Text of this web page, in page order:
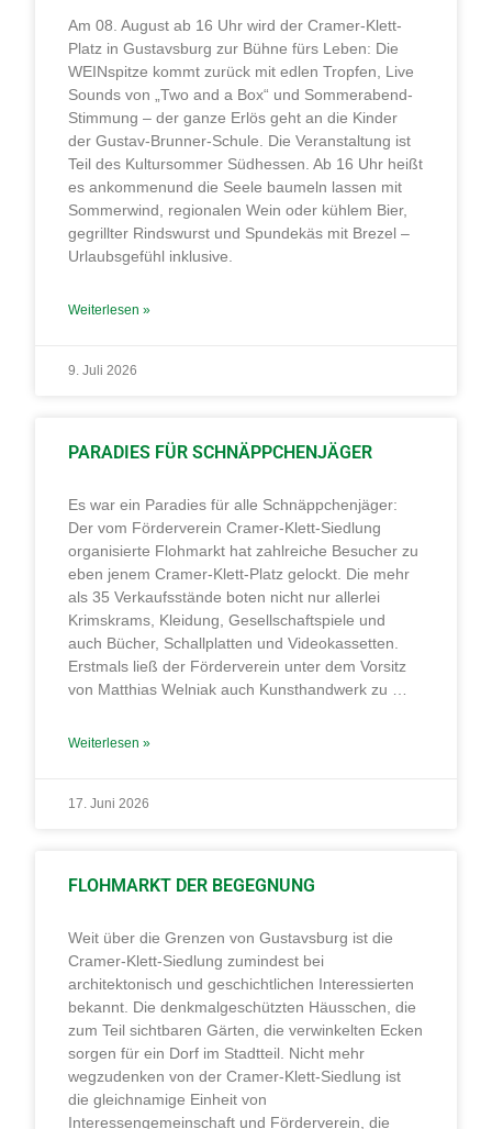
Am 08. August ab 16 Uhr wird der Cramer-Klett-
Platz in Gustavsburg zur Bühne fürs Leben: Die
WEINspitze kommt zurück mit edlen Tropfen, Live
Sounds von „Two and a Box“ und Sommerabend-
Stimmung – der ganze Erlös geht an die Kinder
der Gustav-Brunner-Schule. Die Veranstaltung ist
Teil des Kultursommer Südhessen. Ab 16 Uhr heißt
es ankommenund die Seele baumeln lassen mit
Sommerwind, regionalen Wein oder kühlem Bier,
gegrillter Rindswurst und Spundekäs mit Brezel –
Urlaubsgefühl inklusive.
Weiterlesen »
9. Juli 2026
PARADIES FÜR SCHNÄPPCHENJÄGER
Es war ein Paradies für alle Schnäppchenjäger:
Der vom Förderverein Cramer-Klett-Siedlung
organisierte Flohmarkt hat zahlreiche Besucher zu
eben jenem Cramer-Klett-Platz gelockt. Die mehr
als 35 Verkaufsstände boten nicht nur allerlei
Krimskrams, Kleidung, Gesellschaftspiele und
auch Bücher, Schallplatten und Videokassetten.
Erstmals ließ der Förderverein unter dem Vorsitz
von Matthias Welniak auch Kunsthandwerk zu …
Weiterlesen »
17. Juni 2026
FLOHMARKT DER BEGEGNUNG
Weit über die Grenzen von Gustavsburg ist die
Cramer-Klett-Siedlung zumindest bei
architektonisch und geschichtlichen Interessierten
bekannt. Die denkmalgeschützten Häusschen, die
zum Teil sichtbaren Gärten, die verwinkelten Ecken
sorgen für ein Dorf im Stadtteil. Nicht mehr
wegzudenken von der Cramer-Klett-Siedlung ist
die gleichnamige Einheit von
Interessengemeinschaft und Förderverein, die